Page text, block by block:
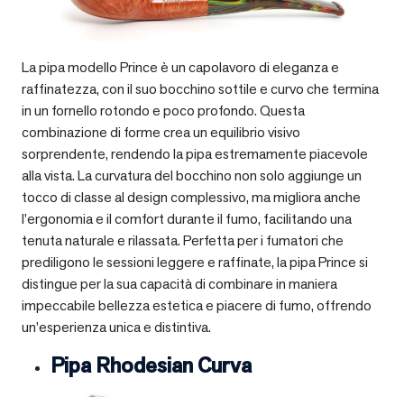
La pipa modello Prince è un capolavoro di eleganza e
raffinatezza, con il suo bocchino sottile e curvo che termina
in un fornello rotondo e poco profondo. Questa
combinazione di forme crea un equilibrio visivo
sorprendente, rendendo la pipa estremamente piacevole
alla vista. La curvatura del bocchino non solo aggiunge un
tocco di classe al design complessivo, ma migliora anche
l’ergonomia e il comfort durante il fumo, facilitando una
tenuta naturale e rilassata. Perfetta per i fumatori che
prediligono le sessioni leggere e raffinate, la pipa Prince si
distingue per la sua capacità di combinare in maniera
impeccabile bellezza estetica e piacere di fumo, offrendo
un’esperienza unica e distintiva.
Pipa Rhodesian Curva